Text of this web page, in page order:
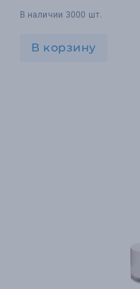
В наличии 3000 шт.
В корзину